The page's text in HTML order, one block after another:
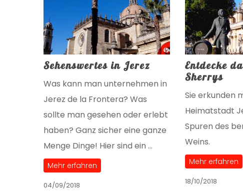
Sehenswertes in Jerez
Was kann man unternehmen in
Jerez de la Frontera? Was
sollte man gesehen oder erlebt
haben? Ganz sicher eine ganze
Menge Dinge! Hier sind ein …
Mehr erfahren
04/09/2018
Entdecke
Sherrys
Sie erkunden
Heimatstadt
Spuren des
Weins.
Mehr erfahren
18/10/2018